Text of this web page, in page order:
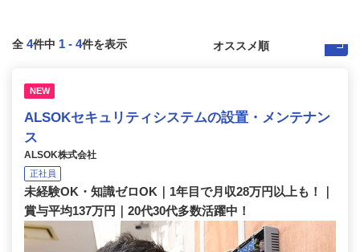
全 4件中 1 - 4件を表示
NEW
ALSOKセキュリティシステムの設置・メンテナン
ス
ALSOK株式会社
正社員
未経験OK・知識ゼロOK｜1年目で月収28万円以上も！｜
賞与平均137万円｜20代30代多数活躍中！